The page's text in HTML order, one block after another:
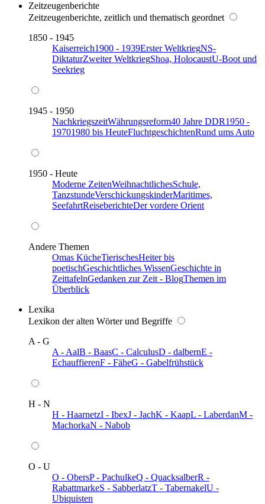
Zeitzeugenberichte
Zeitzeugenberichte, zeitlich und thematisch geordnet
1850 - 1945
Kaiserreich1900 - 1939Erster WeltkriegNS-
DiktaturZweiter WeltkriegShoa, HolocaustU-Boot und
Seekrieg
1945 - 1950
NachkriegszeitWährungsreform40 Jahre DDR1950 -
19701980 bis HeuteFluchtgeschichtenRund ums Auto
1950 - Heute
Moderne ZeitenWeihnachtlichesSchule,
TanzstundeVerschickungskinderMaritimes,
SeefahrtReiseberichteDer vordere Orient
Andere Themen
Omas KücheTierischesHeiter bis
poetischGeschichtliches WissenGeschichte in
ZeittafelnGedanken zur Zeit - BlogThemen im
Überblick
Lexika
Lexikon der alten Wörter und Begriffe
A - G
A - AalB - BaasC - CalculusD - dalbernE -
EchauffierenF - FäheG - Gabelfrühstück
H - N
H - HaarnetzI - IbexJ - JachK - KaapL - LaberdanM -
MachorkaN - Nabob
O - U
O - ObersP - PachulkeQ - QuacksalberR -
RabattmarkeS - SabberlatzT - TabernakelU -
Ubiquisten